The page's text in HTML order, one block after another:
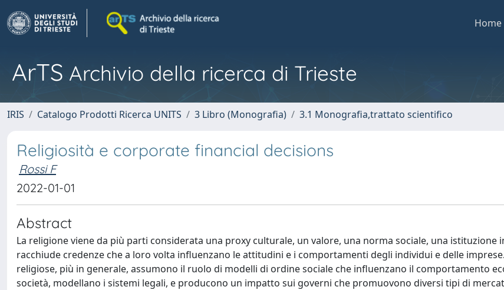
Home
ArTS Archivio della ricerca di Trieste
IRIS Catalogo Prodotti Ricerca UNITS 3 Libro (Monografia) 3.1 Monografia,trattato scientifico
Religiosità e corporate financial decisions
Rossi F
2022-01-01
Abstract
La religione viene da più parti considerata una proxy culturale, un valore, una norma sociale, una istituzione
racchiude credenze che a loro volta influenzano le attitudini e i comportamenti degli individui e delle
religiose, più in generale, assumono il ruolo di modelli di ordine sociale che influenzano il comportamento
società, modellano i sistemi legali, e producono un impatto sui governi che promuovono diversi tipi di